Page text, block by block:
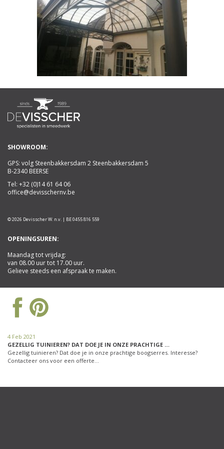
SHOWROOM:
GPS: volg Steenbakkersdam 2 Steenbakkersdam 5
B-2340 BEERSE
Tel: +32 (0)14 61 64 06
office@devisschernv.be
© 2026 Devisscher W. n.v. | BE 0455 816 559
OPENINGSUREN:
Maandag tot vrijdag:
van 08.00 uur tot 17.00 uur.
Gelieve steeds een afspraak te maken.
4 Feb 2021
GEZELLIG TUINIEREN? DAT DOE JE IN ONZE PRACHTIGE …
Gezellig tuinieren? Dat doe je in onze prachtige boogserres. Interesse?
Contacteer ons voor een offerte…